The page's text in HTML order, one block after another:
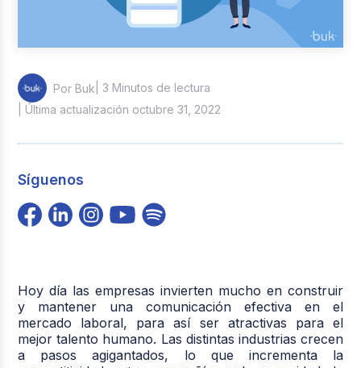
Por Buk | 3 Minutos de lectura
| Última actualización octubre 31, 2022
Síguenos
Hoy día las empresas invierten mucho en construir
y mantener una comunicación efectiva en el
mercado laboral, para así ser atractivas para el
mejor talento humano. Las distintas industrias crecen
a pasos agigantados, lo que incrementa la